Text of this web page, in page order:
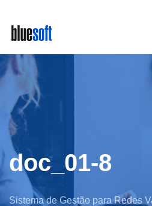
main
content
doc_01-8
Sistema de Gestão para Redes